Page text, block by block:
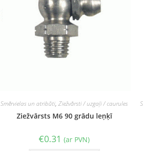
Smērvielas un atribūti,Ziežvārsti / uzgaļi / caurules
Ziežvārsts M6 90 grādu leņķī
€0.31 (ar PVN)